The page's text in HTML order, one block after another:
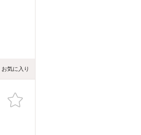
お気に入り